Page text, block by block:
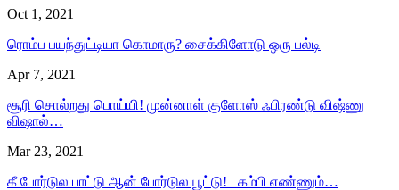
Oct 1, 2021
ரொம்ப பயந்துட்டியா கொமாரு? சைக்கிளோடு ஒரு பல்டி
Apr 7, 2021
சூரி சொல்றது பொய்யி! முன்னாள் குளோஸ் ஃபிரண்டு விஷ்ணு
விஷால்…
Mar 23, 2021
கீ போர்டுல பாட்டு ஆன் போர்டுல பூட்டு! கம்பி எண்ணும்…